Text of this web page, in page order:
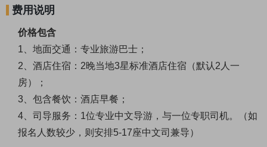
费用说明
价格包含
1、地面交通：专业旅游巴士；
2、酒店住宿：2晚当地3星标准酒店住宿（默认2人一
房）；
3、包含餐饮：酒店早餐；
4、司导服务：1位专业中文导游，与一位专职司机。（如
报名人数较少，则安排5-17座中文司兼导）